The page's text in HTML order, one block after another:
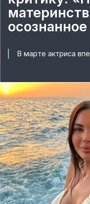
В марте актриса